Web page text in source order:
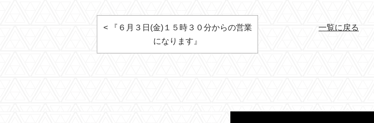
< 『６月３日(金)１５時３０分からの営業
になります』
一覧に戻る